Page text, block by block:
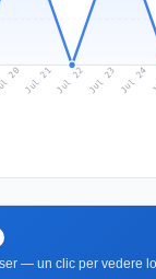
20 Jul 21Jul 22 Jul 23 Jul 24
— un clic per vedere